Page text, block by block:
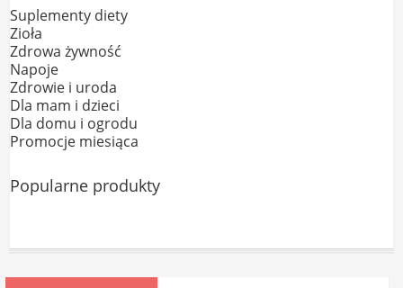
Suplementy diety
Zioła
Zdrowa żywność
Napoje
Zdrowie i uroda
Dla mam i dzieci
Dla domu i ogrodu
Promocje miesiąca
Popularne produkty